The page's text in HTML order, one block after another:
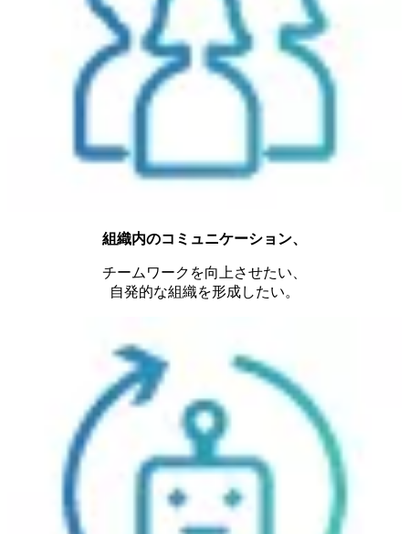
組織内のコミュニケーション、
チームワークを向上させたい、
自発的な組織を形成したい。